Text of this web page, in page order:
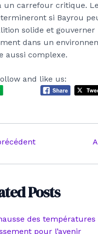
un carrefour critique.
si Bayrou
solide et gouverner
dans un
aussi complexe.
and like us:
Posts